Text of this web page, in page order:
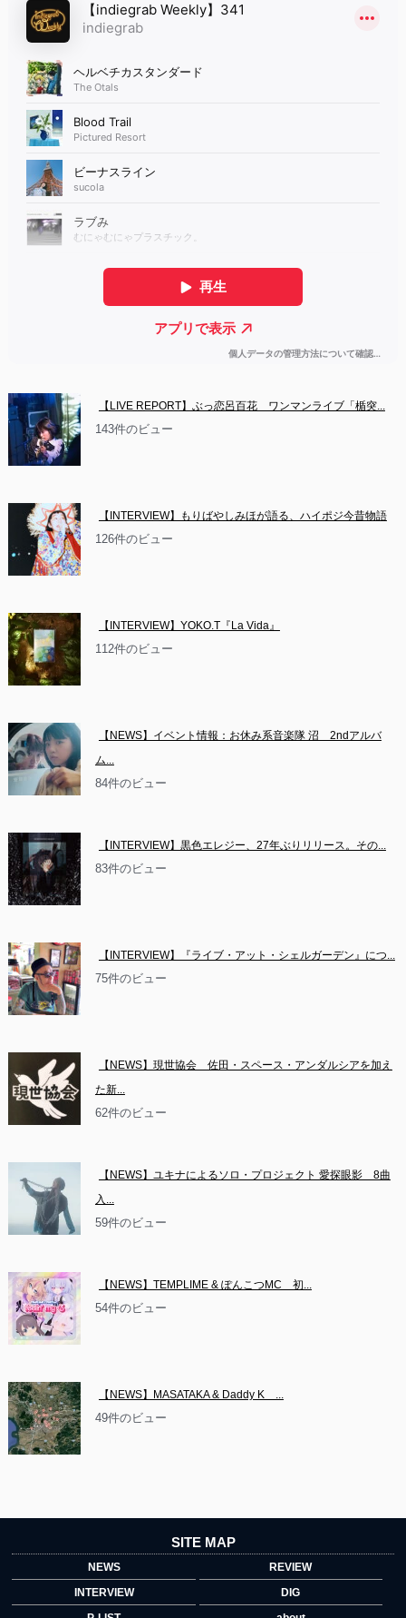
【LIVE REPORT】ぶっ恋呂百花　ワンマンライブ「楯突...
143件のビュー
【INTERVIEW】もりばやしみほが語る、ハイポジ今昔物語
126件のビュー
【INTERVIEW】YOKO.T『La Vida』
112件のビュー
【NEWS】イベント情報：お休み系音楽隊 沼　2ndアルバ
ム...
84件のビュー
【INTERVIEW】黒色エレジー、27年ぶりリリース。その...
83件のビュー
【INTERVIEW】『ライブ・アット・シェルガーデン』につ...
75件のビュー
【NEWS】現世協会　佐田・スペース・アンダルシアを加え
た新...
62件のビュー
【NEWS】ユキナによるソロ・プロジェクト 愛探眼影　8曲
入...
59件のビュー
【NEWS】TEMPLIME & ぽんこつMC　初...
54件のビュー
【NEWS】MASATAKA & Daddy K　...
49件のビュー
SITE MAP
NEWS
REVIEW
INTERVIEW
DIG